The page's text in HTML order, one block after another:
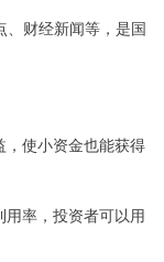
、财经新闻等，是国
，使小资金也能获得
率，投资者可以用